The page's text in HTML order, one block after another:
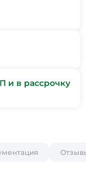
и в рассрочку